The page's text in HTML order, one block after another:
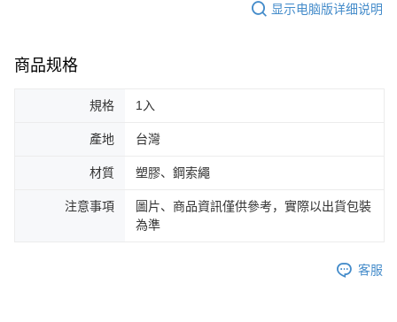
三、聲明條款
「AFTEE先享後付」(下稱本服務)乃由恩沛科技股份有限公司(下稱 AFTEE )
含但不限於訂購人姓名、電話，收件人姓名、電話、收件地址)，將交付予
處理、利用，詳參 AFTEE 官網之『個人資料蒐集、處理及利用告知聲明』
未成年的使用者，請事先徵得法定代理人或監護人之同意方可使用
繫恩沛科技股份有限公司。若您不同意我們將上開所示之個人資料，連同必
要之購買訂單資訊提供予 AFTEE ，或讓 AFTEE 蒐集處理利用您的個人資
显示电脑版详细说明
商品规格
規格 1入
產地 台灣
材質 塑膠、鋼索繩
注意事項
圖片、商品資訊僅供參考，實際以出貨包裝
為準
客服